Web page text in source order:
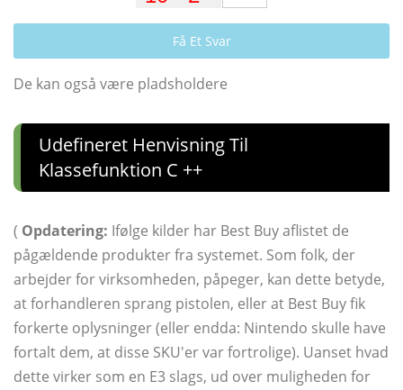
Få Et Svar
De kan også være pladsholdere
Udefineret Henvisning Til
Klassefunktion C ++
( Opdatering: Ifølge kilder har Best Buy aflistet de
pågældende produkter fra systemet. Som folk, der
arbejder for virksomheden, påpeger, kan dette betyde,
at forhandleren sprang pistolen, eller at Best Buy fik
forkerte oplysninger (eller endda: Nintendo skulle have
fortalt dem, at disse SKU'er var fortrolige). Uanset hvad
dette virker som en E3 slags, ud over muligheden for